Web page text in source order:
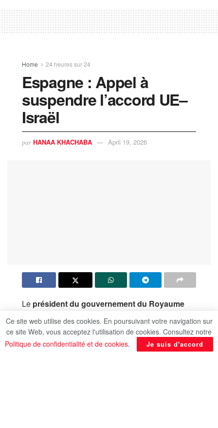
Home 24 heures sur 24
Espagne : Appel à
suspendre l’accord UE–
Israël
par HANAA KHACHABA April 19, 2026
Le président du gouvernement du Royaume
d’Espagne, Pedro Sánchez
, a annoncé que son
pays proposera, mardi prochain, à l’Union
européennela suspension de l’accord
Ce site web utilise des cookies. En poursuivant votre navigation sur
ce site Web, vous acceptez l'utilisation de cookies. Consultez notre
Politique de confidentialité et de cookies. Je suis d'accord